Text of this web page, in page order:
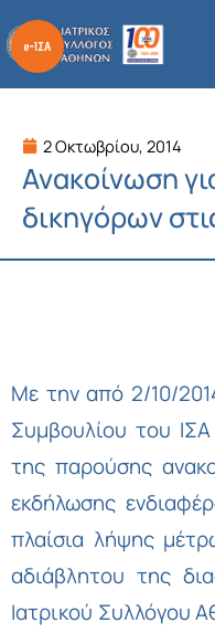
στο
περιεχόμενο
2 Οκτωβρίου, 2014
Ανακοίνωση
δικηγόρων
Με την από 2/10/
Συμβουλίου του
της παρούσης
εκδήλωσης
πλαίσια λήψης
αδιάβλητου της
Ιατρικού Συλλόγου